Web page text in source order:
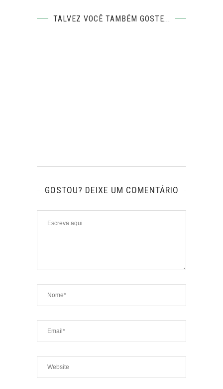
TALVEZ VOCÊ TAMBÉM GOSTE...
GOSTOU? DEIXE UM COMENTÁRIO